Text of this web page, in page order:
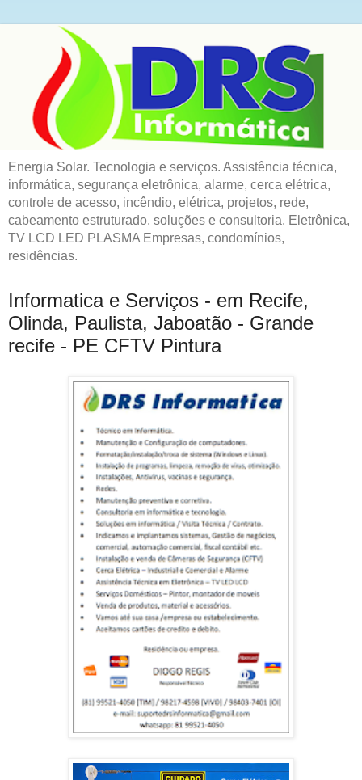
Energia Solar. Tecnologia e serviços. Assistência técnica,
informática, segurança eletrônica, alarme, cerca elétrica,
controle de acesso, incêndio, elétrica, projetos, rede,
cabeamento estruturado, soluções e consultoria. Eletrônica,
TV LCD LED PLASMA Empresas, condomínios,
residências.
Informatica e Serviços - em Recife,
Olinda, Paulista, Jaboatão - Grande
recife - PE CFTV Pintura